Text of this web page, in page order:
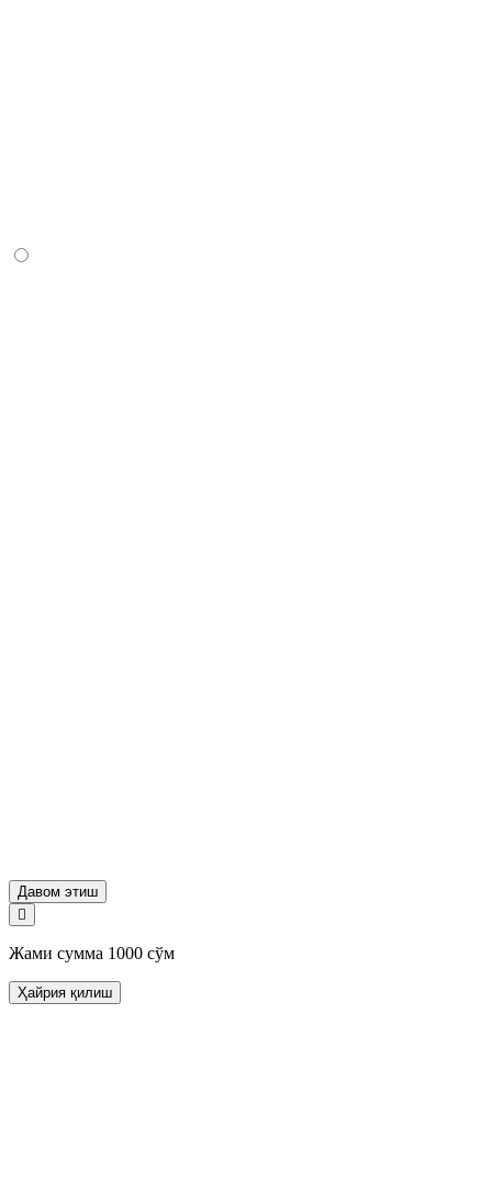
Давом этиш
Жами сумма 1000 сўм
Ҳайрия қилиш